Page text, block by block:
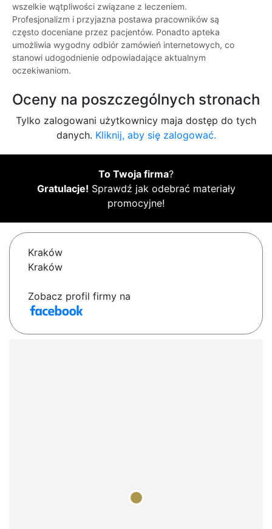
wszelkie wątpliwości związane z leczeniem.
Profesjonalizm i przyjazna postawa pracowników są
często doceniane przez pacjentów. Ponadto apteka
umożliwia wygodny odbiór zamówień internetowych, co
stanowi udogodnienie odpowiadające aktualnym
oczekiwaniom.
Oceny na poszczególnych stronach
Tylko zalogowani użytkownicy maja dostęp do tych
danych. Kliknij, aby się zalogować.
To Twoja firma?
Gratulacje! Sprawdź jak odebrać materiały
promocyjne!
Kraków
Kraków
Zobacz profil firmy na